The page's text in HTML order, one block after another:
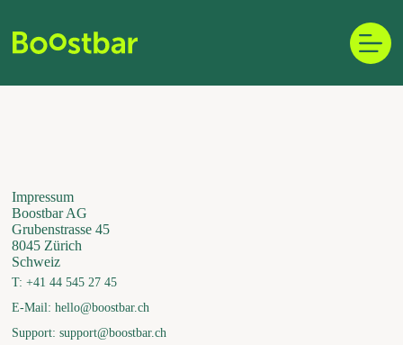
springen
Impressum
Boostbar AG
Grubenstrasse 45
8045 Zürich
Schweiz
T: +41 44 545 27 45
E-Mail: hello@boostbar.ch
Support: support@boostbar.ch